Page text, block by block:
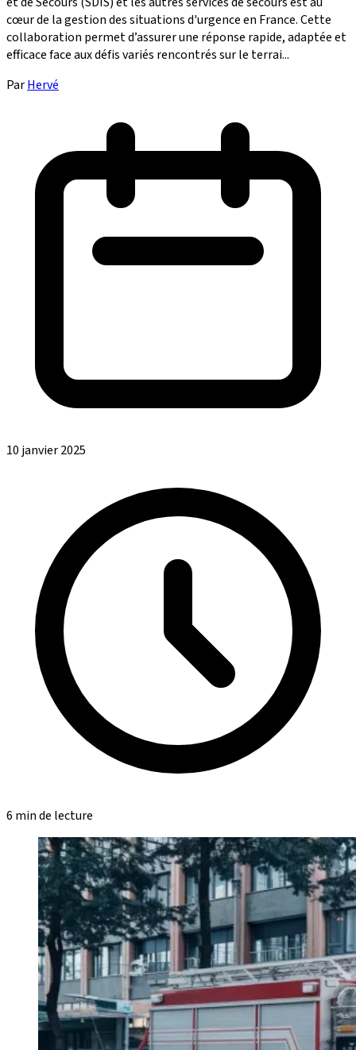
cœur de la gestion des situations d'urgence en France. Cette
collaboration permet d’assurer une réponse rapide, adaptée et
efficace face aux défis variés rencontrés sur le terrai...
ParHervé
10 janvier 2025
6 min de lecture